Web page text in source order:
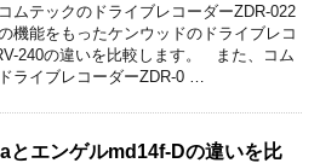
ムテックのドライブレコーダーZDR-022
機能をもったケンウッドのドライブレコ
240の違いを比較します。 また、コム
ライブレコーダーZDR-0 …
とエンゲルmd14f-Dの違いを比